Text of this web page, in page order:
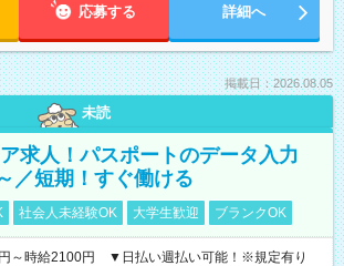
応募する 詳細へ
掲載日：2026.08.05
未読
求人！パスポートのデータ入力
／短期！すぐ働ける
社会人未経験OK 大学生歓迎 ブランクOK
～時給2100円 ▼日払い週払い可能！※規定有り